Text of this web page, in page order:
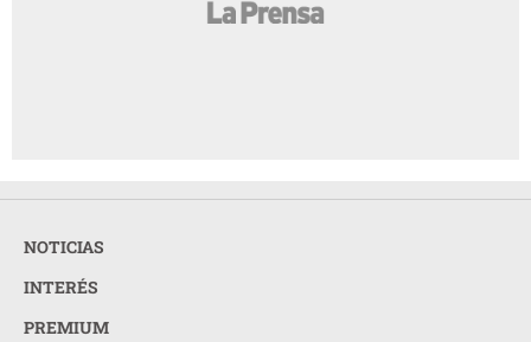
NOTICIAS
INTERÉS
PREMIUM